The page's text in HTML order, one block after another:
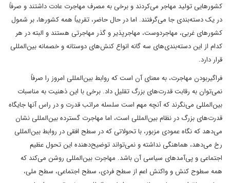
کشورهایی تولید مهاجر می‌کردند و برخی به مصرف مهاجرت عادت داشتند و صرفاً
در یک دسته‌بندی جا می‌گرفتند. اما در حال حاضر، تقریباً همه کشورها، بر شمول
کشورهای غربی، مهاجردوست، مهاجرپذیر و گذر مهاجرتی هستند و البته در هر
کدام از این دسته‌بندی‌های سه گانه انواع کنش‌های دوستانه و خصمانه بین‌المللی
قرار دارد.
فراگیربودن مهاجرت، به معنای آن است که روابط بین‌المللی امروز را صرفاً
نمی‌توان به رقابت قدرت‌های بزرگ تقلیل داد. برخی با این ذهنیت به مناسبات
بین‌المللی می‌نگرند که آنچه مهم است سلسله مراتب قدرت و در راس آنها جایگاه
قدرت‌های بزرگ در نظام بین‌المللی است، اما مهاجرت گسترده بین‌المللی نشان
می‌دهد که نگاه عمودی مزبور، با تحولاتی که در سطح افقی در روابط بین‌المللی
رخ می‌دهد، هماهنگی نداشته و نمی‌تواند توضیح‌دهنده این تحول عظیم
اجتماعی و پی‌آمدهای سیاسی آن باشد. مهاجرت بین‌المللی روشن می‌کند که
همه سطوح کنش و واکنش اعم از سطح فردی، سطح اجتماعی، سطح ملی،